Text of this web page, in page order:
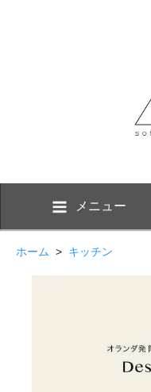
メニュー
ホーム > キッチン